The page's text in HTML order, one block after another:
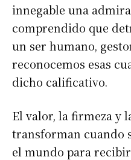
innegable una
comprendido que
un ser humano,
reconocemos esas
dicho calificativo.
El valor, la firmeza y
transforman cuando
el mundo para recibir